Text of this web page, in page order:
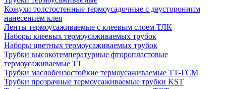
Кожухи толстостенные термоусадочные с двусторонним
нанесением клея
Ленты термоусаживаемые с клеевым слоем ТЛК
Наборы клеевых термоусаживаемых трубок
Наборы цветных термоусаживаемых трубок
Трубки высокотемпературные фторопластовые
термоусаживаемые ТТ
Трубки маслобензостойкие термоусаживаемые ТТ-ГСМ
Трубки прозрачные термоусаживаемые трубки KST